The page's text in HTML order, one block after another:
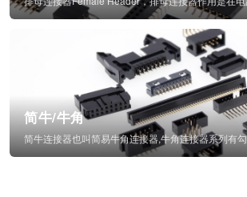
简牛/牛角